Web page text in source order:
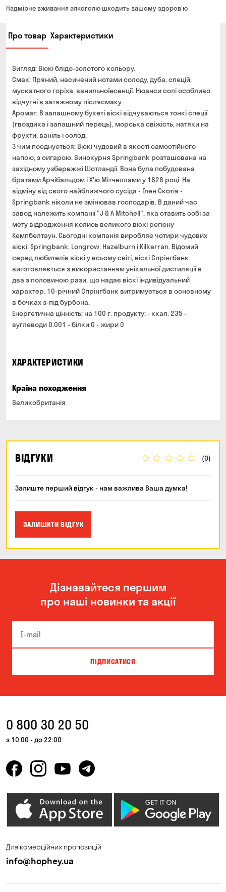
Від 200 до 299 грн
Від 400 до 699 грн
Від 700 грн
Термін доставки — до 90 хвилин
*на час доставки можуть впливати повітряні тривоги
Оплата:
готівкою кур'єру
банківською картою на сайті
Мінімальна сума всього замовлення — 250 грн
Можете без черги забрати з магазину в зручний для
Вас час
готівкою в магазині
банківською картою на сайті та в магазині
Надмірне вживання алкоголю шкодить вашому здоров'ю
Про товар Характеристики
Вигляд: Віскі блідо-золотого кольору.
Смак: Пряний, насичений нотами солоду, дуба, спецій,
мускатного горіха, ванильноїесенції. Нюанси солі особливо
відчутні в затяжному післясмаку.
Аромат: В запашному букеті віскі відчуваються тонкі спеції
(гвоздика і запашний перець), морська свіжість, натяки на
фрукти, ваніль і солод.
З чим поєднується: Віскі чудовий в якості самостійного
напою, з сигарою. Винокурня Springbank розташована на
західному узбережжі Шотландії. Вона була побудована
братами Арчібальдом і Х'ю Мітчеллами у 1828 році. На
відміну від свого найближчого сусіда - Глен Скотія -
Springbank ніколи не змінював господарів. В даний час
завод належить компанії "J & A Mitchell", яка ставить собі за
мету відродження колись великого віскі регіону
Кемпбелтаун. Сьогодні компанія виробляє чотири чудових
віскі: Springbank, Longrow, Hazelburn і Kilkerran. Відомий
серед любителів віскі у всьому світі, віскі Спрінгбанк
виготовляється з використанням унікальної дистиляції в
два з половиною рази, що надає віскі індивідуальний
характер. 10-річний Спрінгбанк витримується в основному
в бочках з-під бурбона.
Енергетична цінність: на 100 г. продукту: - ккал. 235 -
вуглеводи 0.001 - білки 0 - жири 0
ХАРАКТЕРИСТИКИ
Країна походження
Великобританія
ВІДГУКИ (0)
Залиште перший відгук - нам важлива Ваша думка!
ЗАЛИШИТИ ВІДГУК
Дізнавайтеся першим
про наші новинки та акції
ПІДПИСАТИСЯ
0 800 30 20 50
з 10:00 - до 22:00
Для комерційних пропозицій
info@hophey.ua